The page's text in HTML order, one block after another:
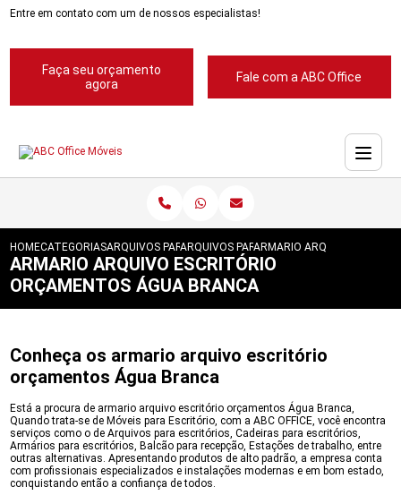
Entre em contato com um de nossos especialistas!
Faça seu orçamento
agora
Fale com a ABC Office
HOMECATEGORIASARQUIVOS PARA ESCRITORIOS
ARQUIVOS PARA ESCRITORIOS ABC
ARMARIO ARQUIVO
ARMARIO ARQUIVO ESCRITÓRIO
ORÇAMENTOS ÁGUA BRANCA
Conheça os armario arquivo escritório
orçamentos Água Branca
Está a procura de armario arquivo escritório orçamentos Água Branca,
Quando trata-se de Móveis para Escritório, com a ABC OFFICE, você encontra
serviços como o de Arquivos para escritórios, Cadeiras para escritórios,
Armários para escritórios, Balcão para recepção, Estações de trabalho, entre
outras alternativas. Apresentando produtos de alto padrão, a empresa conta
com profissionais especializados e instalações modernas e em bom estado,
conquistando então a confiança de todos.